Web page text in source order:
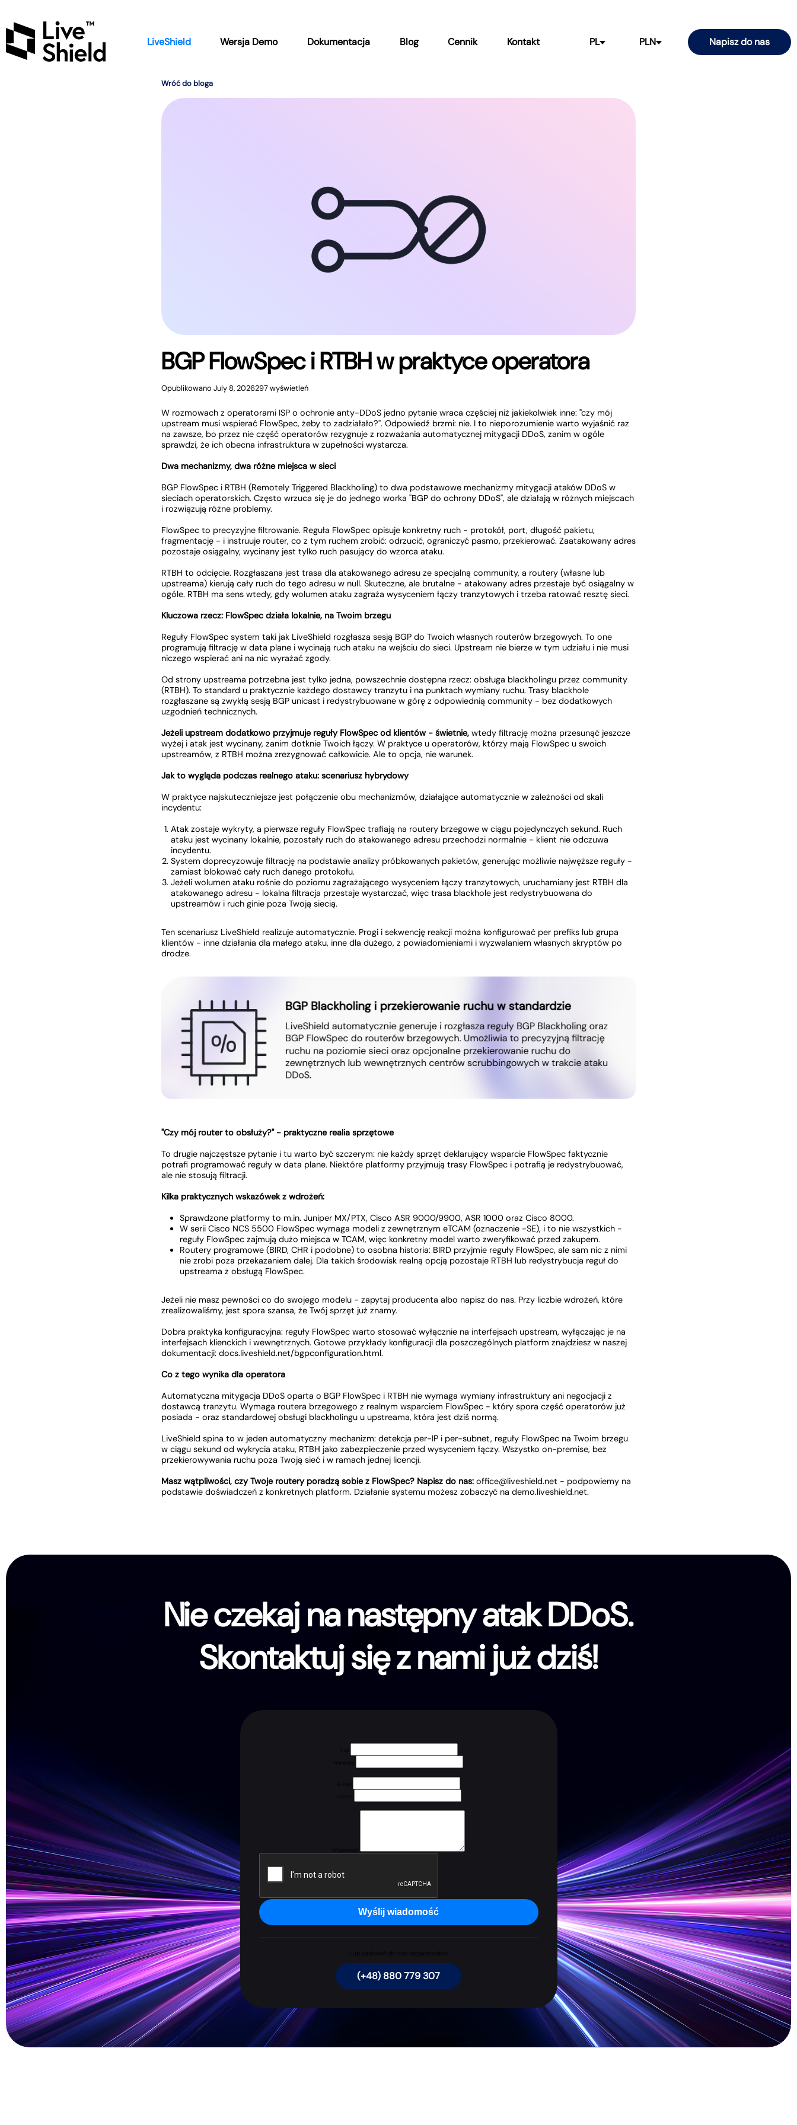
LiveShield Wersja Demo Dokumentacja Blog Cennik Kontakt PL PLN Napisz do nas
Wróć do bloga
BGP FlowSpec i RTBH w praktyce operatora
Opublikowano July 8, 2026297 wyświetleń
W rozmowach z operatorami ISP o ochronie anty-DDoS jedno pytanie wraca częściej niż jakiekolwiek inne: "czy mój
upstream musi wspierać FlowSpec, żeby to zadziałało?". Odpowiedź brzmi: nie. I to nieporozumienie warto wyjaśnić raz
na zawsze, bo przez nie część operatorów rezygnuje z rozważania automatycznej mitygacji DDoS, zanim w ogóle
sprawdzi, że ich obecna infrastruktura w zupełności wystarcza.
Dwa mechanizmy, dwa różne miejsca w sieci
BGP FlowSpec i RTBH (Remotely Triggered Blackholing) to dwa podstawowe mechanizmy mitygacji ataków DDoS w
sieciach operatorskich. Często wrzuca się je do jednego worka "BGP do ochrony DDoS", ale działają w różnych miejscach
i rozwiązują różne problemy.
FlowSpec to precyzyjne filtrowanie. Reguła FlowSpec opisuje konkretny ruch - protokół, port, długość pakietu,
fragmentację - i instruuje router, co z tym ruchem zrobić: odrzucić, ograniczyć pasmo, przekierować. Zaatakowany adres
pozostaje osiągalny, wycinany jest tylko ruch pasujący do wzorca ataku.
RTBH to odcięcie. Rozgłaszana jest trasa dla atakowanego adresu ze specjalną community, a routery (własne lub
upstreama) kierują cały ruch do tego adresu w null. Skuteczne, ale brutalne - atakowany adres przestaje być osiągalny w
ogóle. RTBH ma sens wtedy, gdy wolumen ataku zagraża wysyceniem łączy tranzytowych i trzeba ratować resztę sieci.
Kluczowa rzecz: FlowSpec działa lokalnie, na Twoim brzegu
Reguły FlowSpec system taki jak LiveShield rozgłasza sesją BGP do Twoich własnych routerów brzegowych. To one
programują filtrację w data plane i wycinają ruch ataku na wejściu do sieci. Upstream nie bierze w tym udziału i nie musi
niczego wspierać ani na nic wyrażać zgody.
Od strony upstreama potrzebna jest tylko jedna, powszechnie dostępna rzecz: obsługa blackholingu przez community
(RTBH). To standard u praktycznie każdego dostawcy tranzytu i na punktach wymiany ruchu. Trasy blackhole
rozgłaszane są zwykłą sesją BGP unicast i redystrybuowane w górę z odpowiednią community - bez dodatkowych
uzgodnień technicznych.
Jeżeli upstream dodatkowo przyjmuje reguły FlowSpec od klientów - świetnie, wtedy filtrację można przesunąć jeszcze
wyżej i atak jest wycinany, zanim dotknie Twoich łączy. W praktyce u operatorów, którzy mają FlowSpec u swoich
upstreamów, z RTBH można zrezygnować całkowicie. Ale to opcja, nie warunek.
Jak to wygląda podczas realnego ataku: scenariusz hybrydowy
W praktyce najskuteczniejsze jest połączenie obu mechanizmów, działające automatycznie w zależności od skali
incydentu:
Atak zostaje wykryty, a pierwsze reguły FlowSpec trafiają na routery brzegowe w ciągu pojedynczych sekund. Ruch
ataku jest wycinany lokalnie, pozostały ruch do atakowanego adresu przechodzi normalnie - klient nie odczuwa
incydentu.
System doprecyzowuje filtrację na podstawie analizy próbkowanych pakietów, generując możliwie najwęższe reguły -
zamiast blokować cały ruch danego protokołu.
Jeżeli wolumen ataku rośnie do poziomu zagrażającego wysyceniem łączy tranzytowych, uruchamiany jest RTBH dla
atakowanego adresu - lokalna filtracja przestaje wystarczać, więc trasa blackhole jest redystrybuowana do
upstreamów i ruch ginie poza Twoją siecią.
Ten scenariusz LiveShield realizuje automatycznie. Progi i sekwencję reakcji można konfigurować per prefiks lub grupa
klientów - inne działania dla małego ataku, inne dla dużego, z powiadomieniami i wyzwalaniem własnych skryptów po
drodze.
"Czy mój router to obsłuży?" - praktyczne realia sprzętowe
To drugie najczęstsze pytanie i tu warto być szczerym: nie każdy sprzęt deklarujący wsparcie FlowSpec faktycznie
potrafi programować reguły w data plane. Niektóre platformy przyjmują trasy FlowSpec i potrafią je redystrybuować,
ale nie stosują filtracji.
Kilka praktycznych wskazówek z wdrożeń:
Sprawdzone platformy to m.in. Juniper MX/PTX, Cisco ASR 9000/9900, ASR 1000 oraz Cisco 8000.
W serii Cisco NCS 5500 FlowSpec wymaga modeli z zewnętrznym eTCAM (oznaczenie -SE), i to nie wszystkich -
reguły FlowSpec zajmują dużo miejsca w TCAM, więc konkretny model warto zweryfikować przed zakupem.
Routery programowe (BIRD, CHR i podobne) to osobna historia: BIRD przyjmie reguły FlowSpec, ale sam nic z nimi
nie zrobi poza przekazaniem dalej. Dla takich środowisk realną opcją pozostaje RTBH lub redystrybucja reguł do
upstreama z obsługą FlowSpec.
Jeżeli nie masz pewności co do swojego modelu - zapytaj producenta albo napisz do nas. Przy liczbie wdrożeń, które
zrealizowaliśmy, jest spora szansa, że Twój sprzęt już znamy.
Dobra praktyka konfiguracyjna: reguły FlowSpec warto stosować wyłącznie na interfejsach upstream, wyłączając je na
interfejsach klienckich i wewnętrznych. Gotowe przykłady konfiguracji dla poszczególnych platform znajdziesz w naszej
dokumentacji: docs.liveshield.net/bgpconfiguration.html.
Co z tego wynika dla operatora
Automatyczna mitygacja DDoS oparta o BGP FlowSpec i RTBH nie wymaga wymiany infrastruktury ani negocjacji z
dostawcą tranzytu. Wymaga routera brzegowego z realnym wsparciem FlowSpec - który spora część operatorów już
posiada - oraz standardowej obsługi blackholingu u upstreama, która jest dziś normą.
LiveShield spina to w jeden automatyczny mechanizm: detekcja per-IP i per-subnet, reguły FlowSpec na Twoim brzegu
w ciągu sekund od wykrycia ataku, RTBH jako zabezpieczenie przed wysyceniem łączy. Wszystko on-premise, bez
przekierowywania ruchu poza Twoją sieć i w ramach jednej licencji.
Masz wątpliwości, czy Twoje routery poradzą sobie z FlowSpec? Napisz do nas: office@liveshield.net - podpowiemy na
podstawie doświadczeń z konkretnych platform. Działanie systemu możesz zobaczyć na demo.liveshield.net.
Nie czekaj na następny atak DDoS.
Skontaktuj się z nami już dziś!
Wyślij wiadomość
Lub zadzwoń do nas bezpośrednio
(+48) 880 779 307